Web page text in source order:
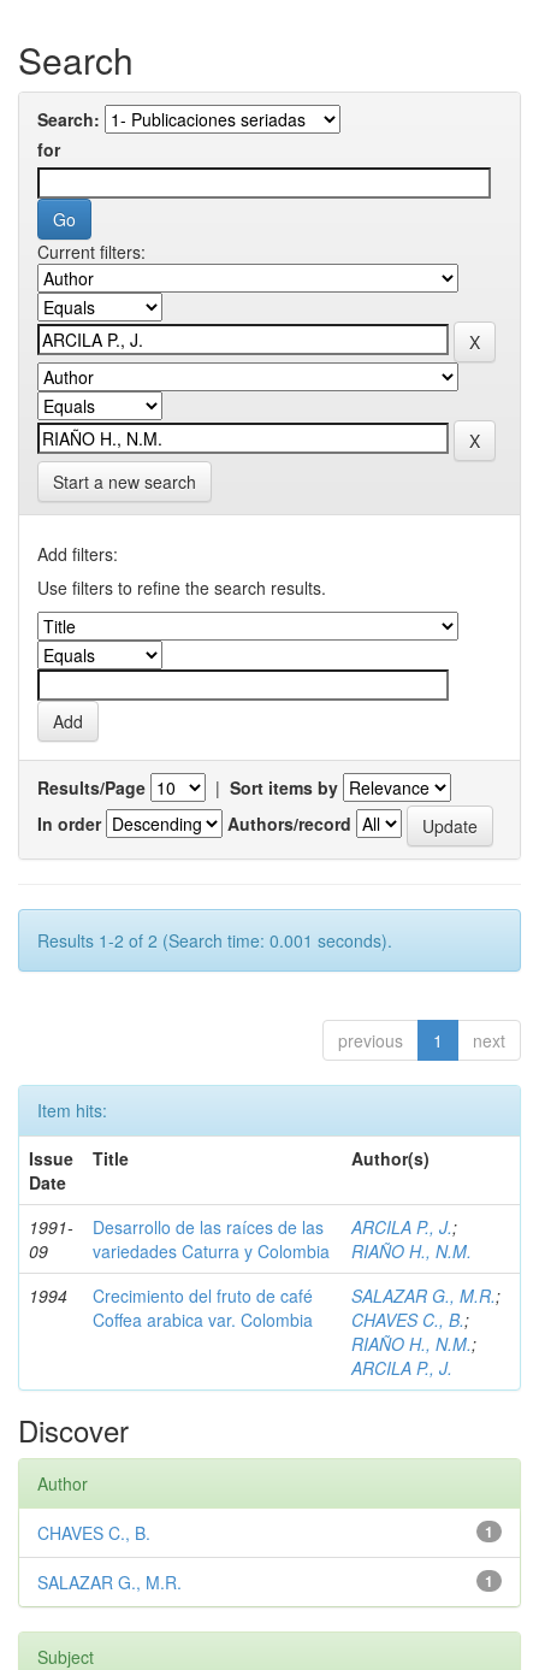
Search
Search:
for
Current filters:
Start a new search
Add filters:
Use filters to refine the search results.
Results/Page | Sort items by
In order
Authors/record
Results 1-2 of 2 (Search time: 0.001 seconds).
previous 1 next
Item hits:
Issue
Date
Title Author(s)
1991-
09
Desarrollo de las raíces de las
variedades Caturra y Colombia
ARCILA P., J.;
RIAÑO H., N.M.
1994
Crecimiento del fruto de café
Coffea arabica var. Colombia
SALAZAR G., M.R.;
CHAVES C., B.;
RIAÑO H., N.M.;
ARCILA P., J.
Discover
Author
1
CHAVES C., B.
1
SALAZAR G., M.R.
Subject